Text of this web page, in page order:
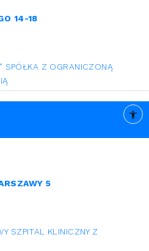
14-18
SPÓŁKA Z OGRANICZONĄ
5
SZPITAL KLINICZNY Z